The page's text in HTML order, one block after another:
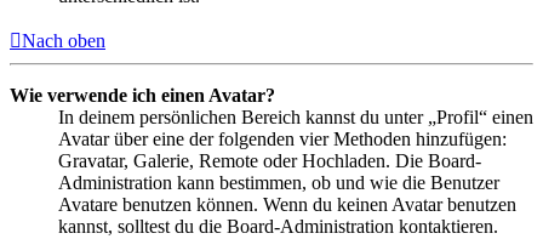
Nach oben
Wie verwende ich einen Avatar?
In deinem persönlichen Bereich kannst du unter „Profil“ einen
Avatar über eine der folgenden vier Methoden hinzufügen:
Gravatar, Galerie, Remote oder Hochladen. Die Board-
Administration kann bestimmen, ob und wie die Benutzer
Avatare benutzen können. Wenn du keinen Avatar benutzen
kannst, solltest du die Board-Administration kontaktieren.